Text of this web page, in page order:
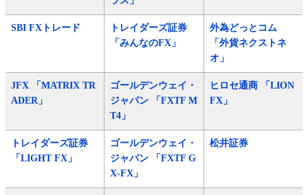
SBI FXトレード
トレイダーズ証券
「みんなのFX」
外為どっとコム
「外貨ネクストネ
オ」
JFX 「MATRIX TR
ADER」
ゴールデンウェイ・
ジャパン 「FXTF M
T4」
ヒロセ通商 「LION
FX」
トレイダーズ証券
「LIGHT FX」
ゴールデンウェイ・
ジャパン 「FXTF G
X-FX」
松井証券